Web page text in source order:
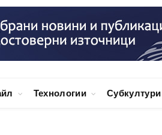
Технологии Субкултури